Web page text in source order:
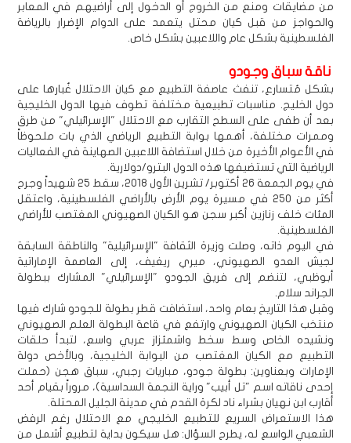
من مضايقات ومنع من الخروج أو الدخول إلى أراضيهم في المعابر
والحواجز من قبل كيان محتل يتعمد على الدوام الإضرار بالرياضة
الفلسطينية بشكل عام واللاعبين بشكل خاص.
ناقة سباق وجودو
بشكل مُتسارع، تنفث عاصفة التطبيع مع كيان الاحتلال غُبارها على
دول الخليج. مناسبات تطبيعية مختلفة تطوف فيها الدول الخليجية
بعد أن طفى على السطح التقارب مع الاحتلال "الإسرائيلي" من طرق
وممرات مختلفة، أهمها بوابة التطبيع الرياضي الذي بات ملحوظاً
في الأعوام الأخيرة من خلال استضافة اللاعبين الصهاينة في الفعاليات
الرياضية التي تستضيفها هذه الدول البترو/دولارية.
في يوم الجمعة 26 أكتوبر/ تشرين الأول 2018، سقط 25 شهيداً وجرح
أكثر من 250 في مسيرة يوم الأرض بالأراضي الفلسطينية، واعتقل
المئات خلف زنازين أكبر سجن هو الكيان الصهيوني المغتصب للأراضي
الفلسطينية.
في اليوم ذاته، وصلت وزيرة الثقافة "الإسرائيلية" والناطقة السابقة
لجيش العدو الصهيوني، ميري ريغيف، إلى العاصمة الإماراتية
أبوظبي، لتنضم إلى فريق الجودو "الإسرائيلي" المشارك ببطولة
الجراند سلام.
وقبل هذا التاريخ بعام واحد، استضافت قطر بطولة للجودو شارك فيها
منتخب الكيان الصهيوني وارتفع في قاعة البطولة العلم الصهيوني
ونشيده الخاص وسط سخط واشمئزاز عربي واسع، لتبدأ حلقات
التطبيع مع الكيان المغتصب من البوابة الخليجية، وبالأخص دولة
الإمارات وبعناوين: بطولة جودو، مباريات رجبي، سباق هجن (حملت
إحدى ناقاته اسم "تل أبيب" وراية النجمة السداسية)، مروراً بقيام أحد
أقارب ابن نهيان بشراء ناد لكرة القدم في مدينة الجليل المحتلة.
هذا الاستعراض السريع للتطبيع الخليجي مع الاحتلال رغم الرفض
الشعبي الواسع له، يطرح السؤال: هل سيكون بداية لتطبيع أشمل من